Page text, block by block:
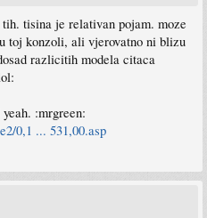
tisina je relativan pojam. moze
toj konzoli, ali vjerovatno ni blizu
razlicitih modela citaca
:mrgreen:
0,1 ... 531,00.asp